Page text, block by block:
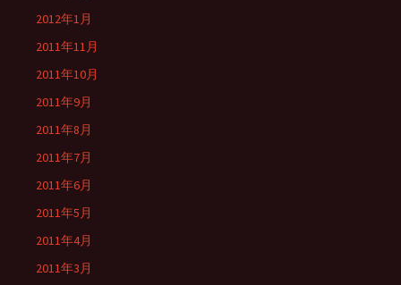
2012年1月
2011年11月
2011年10月
2011年9月
2011年8月
2011年7月
2011年6月
2011年5月
2011年4月
2011年3月